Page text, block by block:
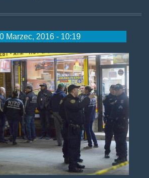
Marzec, 2016 - 10:19